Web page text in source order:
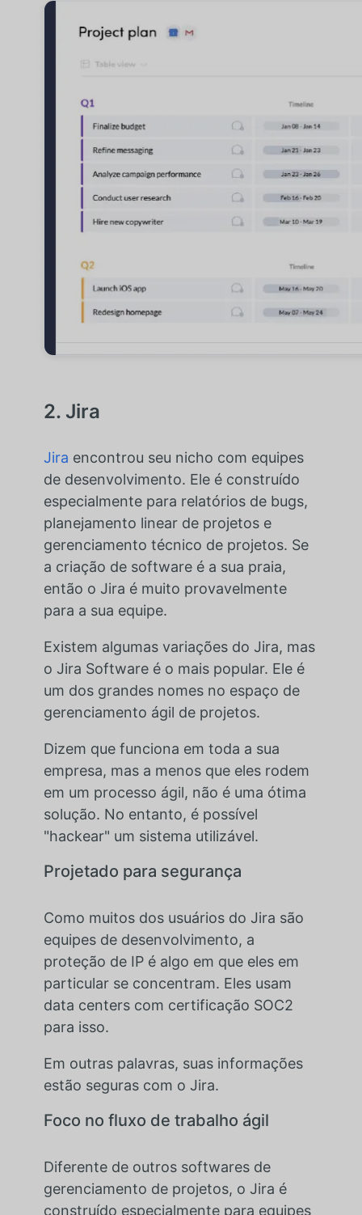
2. Jira
Jira encontrou seu nicho com equipes
de desenvolvimento. Ele é construído
especialmente para relatórios de bugs,
planejamento linear de projetos e
gerenciamento técnico de projetos. Se
a criação de software é a sua praia,
então o Jira é muito provavelmente
para a sua equipe.
Existem algumas variações do Jira, mas
o Jira Software é o mais popular. Ele é
um dos grandes nomes no espaço de
gerenciamento ágil de projetos.
Dizem que funciona em toda a sua
empresa, mas a menos que eles rodem
em um processo ágil, não é uma ótima
solução. No entanto, é possível
"hackear" um sistema utilizável.
Projetado para segurança
Como muitos dos usuários do Jira são
equipes de desenvolvimento, a
proteção de IP é algo em que eles em
particular se concentram. Eles usam
data centers com certificação SOC2
para isso.
Em outras palavras, suas informações
estão seguras com o Jira.
Foco no fluxo de trabalho ágil
Diferente de outros softwares de
gerenciamento de projetos, o Jira é
construído especialmente para equipes